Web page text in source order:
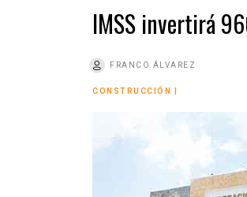
IMSS invertirá
FRANCO ÁLVAREZ
CONSTRUCCIÓN